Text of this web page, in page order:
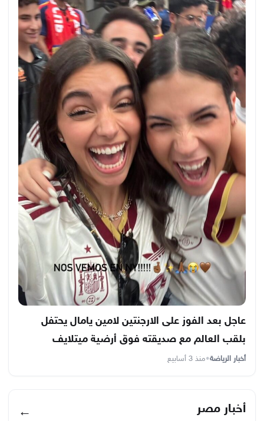
عاجل بعد الفوز على الارجنتين لامين يامال يحتفل
بلقب العالم مع صديقته فوق أرضية ميتلايف
أخبار الرياضة•منذ 3 أسابيع
أخبار مصر ←